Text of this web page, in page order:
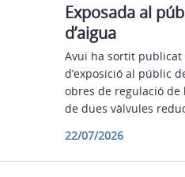
Exposada al
d’aigua
Avui ha sortit publicat
d’exposició al públic
obres de regulació de
de dues vàlvules
22/07/2026